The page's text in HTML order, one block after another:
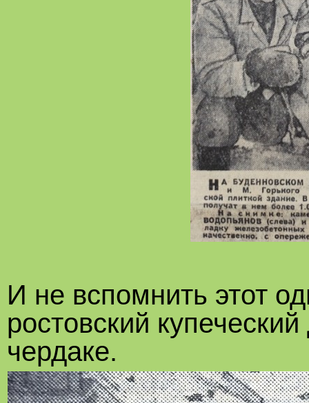
И не вспомнить этот
ростовский
чердаке.